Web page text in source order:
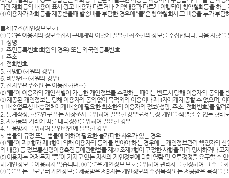
AP-100015
AP-100038
AP-100103
AP-100032
usb
다만 재화등의 내용이 표시·광고 내용과 다르거나 계약내용과 다르게 이행되어 청약철회등을 하
④ 이용자가 재화등을 제공받을때 발송비를 부담한 경우에 “몰”은 청약철회시 그 비용을 누가 부
■제17조(개인정보보호)
① “몰”은 이용자의 정보수집시 구매계약 이행에 필요한 최소한의 정보를 수집합니다. 다음 사항
1. 성명
2. 주민등록번호(회원의 경우) 또는 외국인등록번호
3. 주소
4. 전화번호
5. 희망ID(회원의 경우)
6. 비밀번호(회원의 경우)
7. 전자우편주소(또는 이동전화번호)
② “몰”이 이용자의 개인식별이 가능한 개인정보를 수집하는 때에는 반드시 당해 이용자의 동의를
③ 제공된 개인정보는 당해 이용자의 동의없이 목적외의 이용이나 제3자에게 제공할 수 없으며,
1. 배송업무상 배송업체에게 배송에 필요한 최소한의 이용자의 정보(성명, 주소, 전화번호)를 알려
2. 통계작성, 학술연구 또는 시장조사를 위하여 필요한 경우로서 특정 개인을 식별할 수 없는 형태
3. 재화등의 거래에 따른 대금정산을 위하여 필요한 경우
4. 도용방지를 위하여 본인확인에 필요한 경우
5. 법률의 규정 또는 법률에 의하여 필요한 불가피한 사유가 있는 경우
④ “몰”이 제2항과 제3항에 의해 이용자의 동의를 받아야 하는 경우에는 개인정보관리 책임자의
의 내용) 등 정보통신망이용촉진등에관한법률 제22조제2항이 규정한 사항을 미리 명시하거나 고
⑤ 이용자는 언제든지 “몰”이 가지고 있는 자신의 개인정보에 대해 열람 및 오류정정을 요구할 수
해 개인정보를 이용하지 않습니다. ⑥ “몰”은 개인정보 보호를 위하여 관리자를 한정하여 그 수를
⑦ “몰” 또는 그로부터 개인정보를 제공받은 제3자는 개인정보의 수집목적 또는 제공받은 목적을